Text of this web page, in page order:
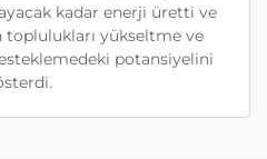
kadar enerji üretti ve
yükseltme ve
potansiyelini